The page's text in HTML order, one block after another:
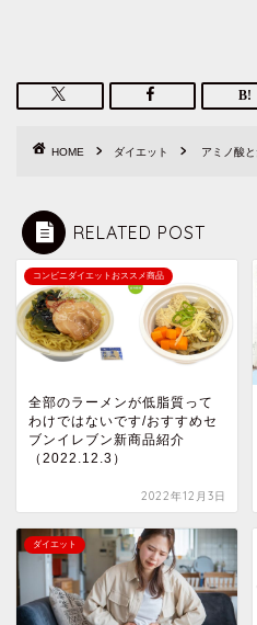
HOME ダイエット アミノ酸
RELATED POST
コンビニダイエットおススメ商品
全部のラーメンが低脂質って
わけではないです/おすすめセ
ブンイレブン新商品紹介
（2022.12.3）
2022年12月3日
ダイエット